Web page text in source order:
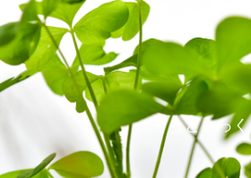
ぐっどらっく